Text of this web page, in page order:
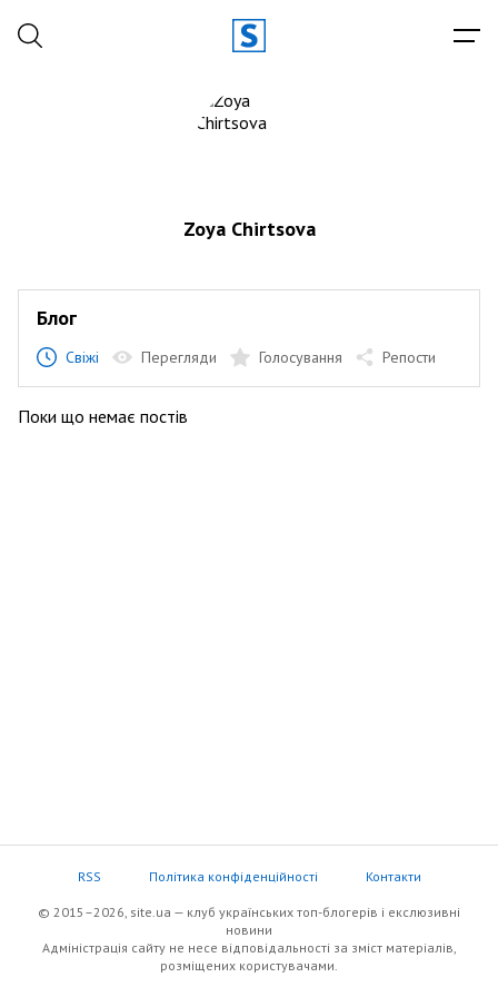
Zoya Chirtsova
Блог
Свіжі Перегляди Голосування Репости
Поки що немає постів
RSS Політика конфіденційності Контакти
© 2015–2026, site.ua — клуб українських топ-блогерів i екслюзивнi
новини
Адміністрація сайту не несе відповідальності за зміст матеріалів,
розміщених користувачами.